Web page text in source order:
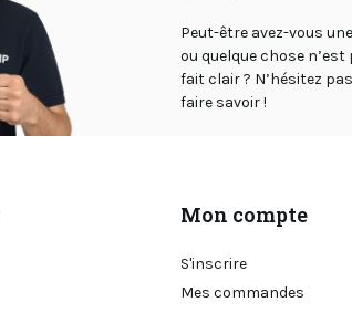
Peut-être avez-vous
ou quelque chose
fait clair ? N’hésitez
faire savoir !
Mon compte
S'inscrire
Mes commandes